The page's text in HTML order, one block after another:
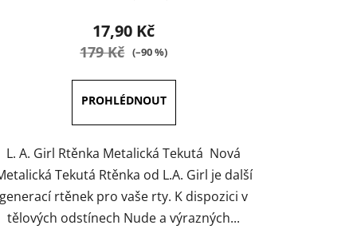
produktu
je
5
hvězdiček.
17,90 Kč
179 Kč (–90 %)
L. A. Girl Rtěnka Metalická Tekutá Nová
Tekutá Rtěnka od L.A. Girl je další
generací rtěnek pro vaše rty. K dispozici v
tělových odstínech Nude a výrazných...